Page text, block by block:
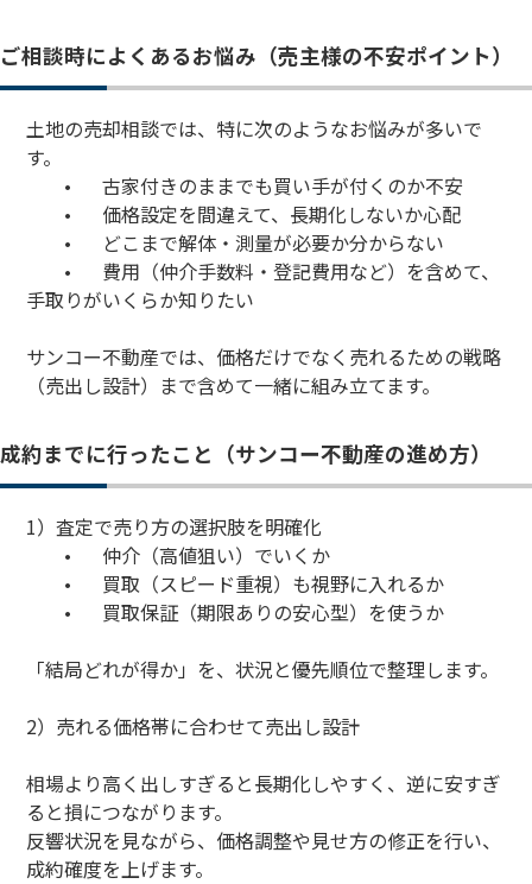
ご相談時によくあるお悩み（売主様の不安ポイント）
土地の売却相談では、特に次のようなお悩みが多いで
す。
•
古家付きのままでも買い手が付くのか不安
•
価格設定を間違えて、長期化しないか心配
•
どこまで解体・測量が必要か分からない
•
費用（仲介手数料・登記費用など）を含めて、
手取りがいくらか知りたい
サンコー不動産では、価格だけでなく売れるための戦略
（売出し設計）まで含めて一緒に組み立てます。
成約までに行ったこと（サンコー不動産の進め方）
1）査定で売り方の選択肢を明確化
•
仲介（高値狙い）でいくか
•
買取（スピード重視）も視野に入れるか
•
買取保証（期限ありの安心型）を使うか
「結局どれが得か」を、状況と優先順位で整理します。
2）売れる価格帯に合わせて売出し設計
相場より高く出しすぎると長期化しやすく、逆に安すぎ
ると損につながります。
反響状況を見ながら、価格調整や見せ方の修正を行い、
成約確度を上げます。